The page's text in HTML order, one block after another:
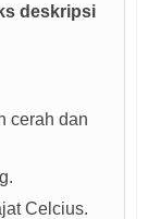
deskripsi
cerah dan
Celcius.